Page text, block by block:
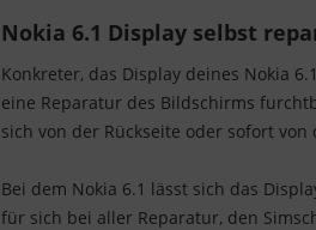
Nokia 6.1 Display selbst
Konkreter, das Display deines Nokia
eine Reparatur des Bildschirms
sich von der Rückseite oder sofort von
Bei dem Nokia 6.1 lässt sich das
für sich bei aller Reparatur, den